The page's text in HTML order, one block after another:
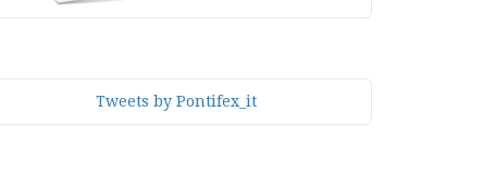
Tweets by Pontifex_it